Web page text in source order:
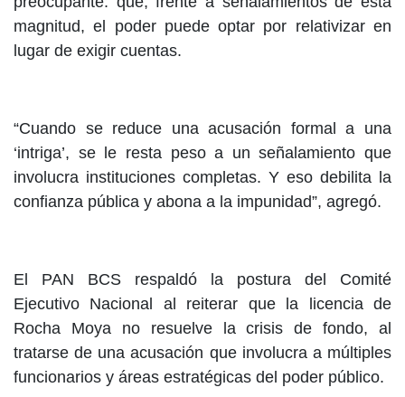
magnitud, el poder puede optar por relativizar en
lugar de exigir cuentas.
“Cuando se reduce una acusación formal a una
‘intriga’, se le resta peso a un señalamiento que
involucra instituciones completas. Y eso debilita la
confianza pública y abona a la impunidad”, agregó.
El PAN BCS respaldó la postura del Comité
Ejecutivo Nacional al reiterar que la licencia de
Rocha Moya no resuelve la crisis de fondo, al
tratarse de una acusación que involucra a múltiples
funcionarios y áreas estratégicas del poder público.